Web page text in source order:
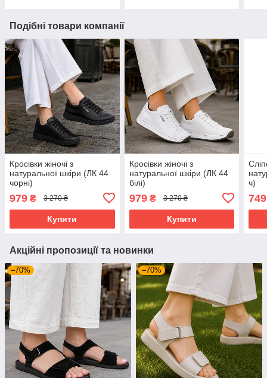
Подібні товари компанії
Кросівки жіночі з
натуральної шкіри (ЛК 44
чорні)
979 ₴ 3 270 ₴
Купити
Кросівки жіночі з
натуральної шкіри (ЛК 44
білі)
979₴ 3 270 ₴
Купити
ч)
749
Акційні пропозиції та новинки
–70% –70%